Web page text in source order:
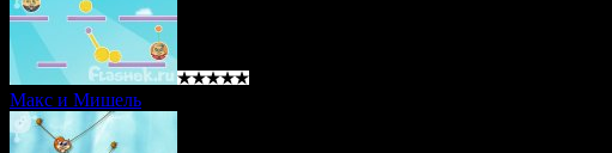
Макс и Мишель